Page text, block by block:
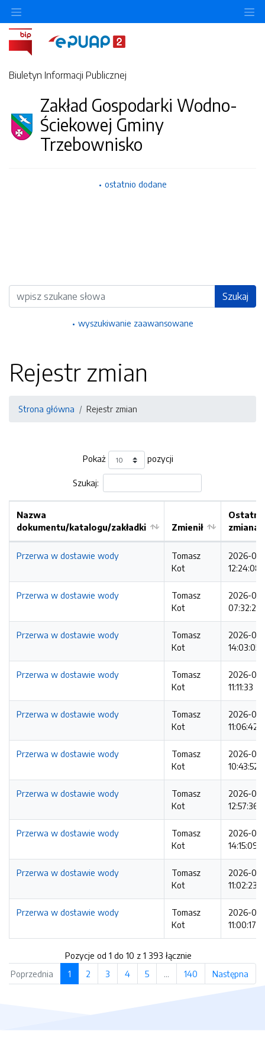
Biuletyn Informacji Publicznej
Zakład Gospodarki Wodno-
Ściekowej Gminy
Trzebownisko
ostatnio dodane
Wyszukiwarka Szukaj
wyszukiwanie zaawansowane
Rejestr zmian
Strona główna Rejestr zmian
Pokaż pozycji
Szukaj:
Nazwa
dokumentu/katalogu/zakładki
Zmienił
zmiana
Przerwa w dostawie wody
Tomasz
Kot
2026-
12:24:08
Przerwa w dostawie wody
Tomasz
Kot
2026-
07:32:20
Przerwa w dostawie wody
Tomasz
Kot
2026-
14:03:05
Przerwa w dostawie wody
Tomasz
Kot
2026-07-
11:11:33
Przerwa w dostawie wody
Tomasz
Kot
2026-07-
11:06:42
Przerwa w dostawie wody
Tomasz
Kot
2026-
10:43:52
Przerwa w dostawie wody
Tomasz
Kot
2026-
12:57:36
Przerwa w dostawie wody
Tomasz
Kot
2026-
14:15:09
Przerwa w dostawie wody
Tomasz
Kot
2026-07-
11:02:23
Przerwa w dostawie wody
Tomasz
Kot
2026-07-
11:00:17
Pozycje od 1 do 10 z 1 393 łącznie
Poprzednia
1 2 3 4 5 … 140 Następna